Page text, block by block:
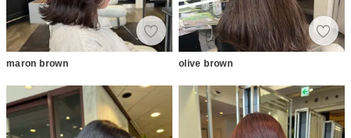
maron brown olive brown